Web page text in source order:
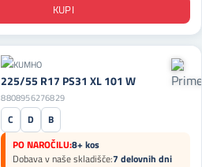
225/55 R17 PS31 XL 101 W
8808956276829
C D
B
PO NAROČILU:8+ kos
Dobava v naše skladišče:7 delovnih dni